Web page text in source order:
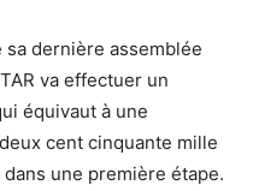
sa dernière assemblée
va effectuer un
équivaut à une
cent cinquante mille
une première étape.